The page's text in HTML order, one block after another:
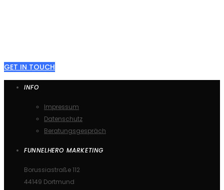
GET IN TOUCH
INFO
Impressum
Datenschutz
Beratungsgespräch
FUNNELHERO MARKETING
Borussiastraße 112
44149 Dortmund